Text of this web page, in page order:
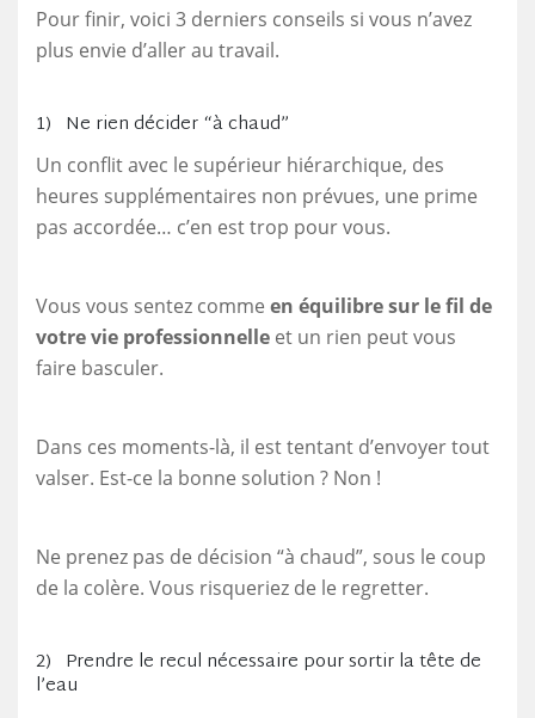
Pour finir, voici 3 derniers conseils si vous n’avez
plus envie d’aller au travail.
1) Ne rien décider “à chaud”
Un conflit avec le supérieur hiérarchique, des
heures supplémentaires non prévues, une prime
pas accordée… c’en est trop pour vous.
Vous vous sentez comme en équilibre sur le fil de
votre vie professionnelle et un rien peut vous
faire basculer.
Dans ces moments-là, il est tentant d’envoyer tout
valser. Est-ce la bonne solution ? Non !
Ne prenez pas de décision “à chaud”, sous le coup
de la colère. Vous risqueriez de le regretter.
2) Prendre le recul nécessaire pour sortir la tête de
l’eau